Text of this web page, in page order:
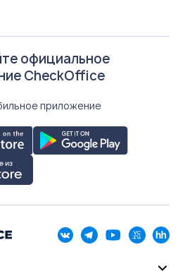
официальное
CheckOffice
приложение